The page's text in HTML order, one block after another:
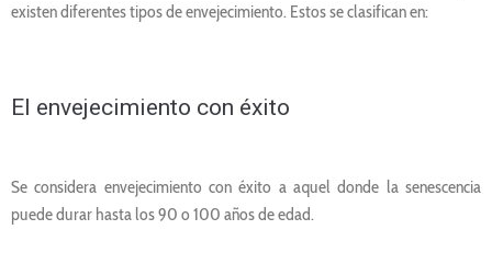
existen diferentes tipos de envejecimiento. Estos se clasifican en:
El envejecimiento con éxito
Se considera envejecimiento con éxito a aquel donde la senescencia
puede durar hasta los 90 o 100 años de edad.